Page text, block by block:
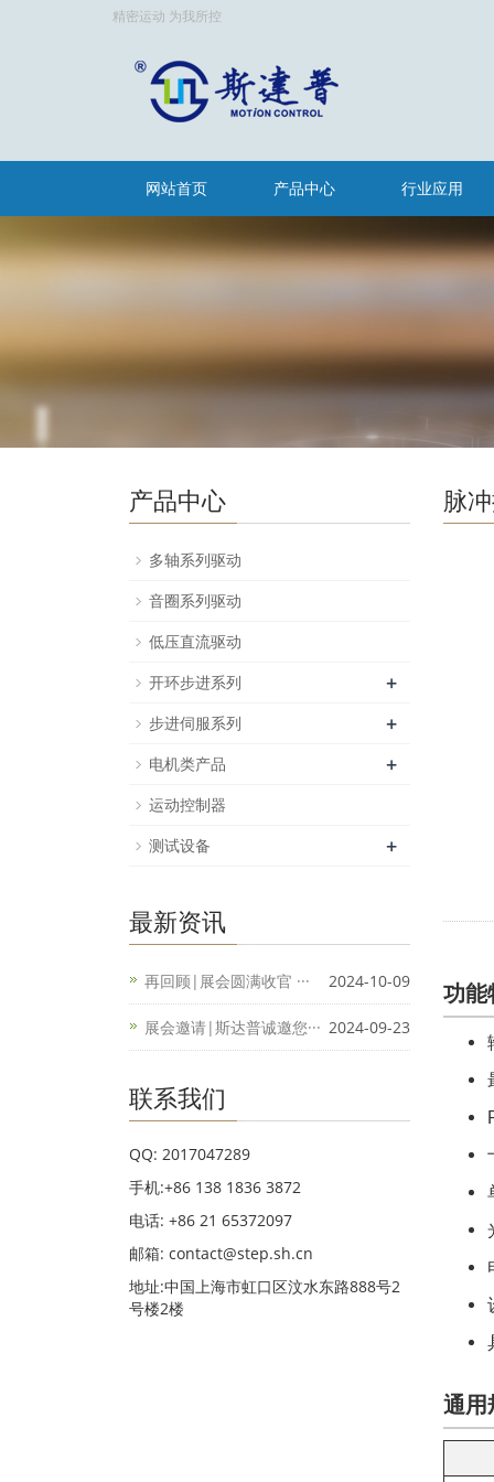
精密运动 为我所控
网站首页 产品中心 行业应用
脉
功能
通用
产品中心
多轴系列驱动
音圈系列驱动
低压直流驱动
开环步进系列
+
步进伺服系列 +
电机类产品 +
运动控制器
测试设备
+
最新资讯
再回顾|展会圆满收官 ··· 2024-10-09
展会邀请|斯达普诚邀您··· 2024-09-23
联系我们
QQ: 2017047289
手机:+86 138 1836 3872
电话: +86 21 65372097
邮箱: contact@step.sh.cn
地址:中国上海市虹口区汶水东路888号2
号楼2楼